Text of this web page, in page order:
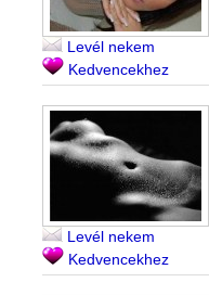
Levél nekem
Kedvencekhez
Levél nekem
Kedvencekhez